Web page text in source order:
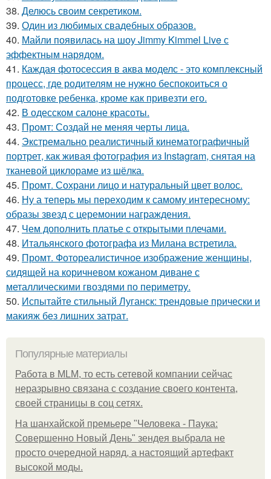
38. Делюсь своим секретиком.
39. Один из любимых свадебных образов.
40. Майли появилась на шоу Jimmy Kimmel Live с
эффектным нарядом.
41. Каждая фотосессия в аква моделс - это комплексный
процесс, где родителям не нужно беспокоиться о
подготовке ребенка, кроме как привезти его.
42. В одесском салоне красоты.
43. Промт: Создай не меняя черты лица.
44. Экстремально реалистичный кинематографичный
портрет, как живая фотография из Instagram, снятая на
тканевой циклораме из шёлка.
45. Промт. Сохрани лицо и натуральный цвет волос.
46. Ну а теперь мы переходим к самому интересному:
образы звезд с церемонии награждения.
47. Чем дополнить платье с открытыми плечами.
48. Итальянского фотографа из Милана встретила.
49. Промт. Фотореалистичное изображение женщины,
сидящей на коричневом кожаном диване с
металлическими гвоздями по периметру.
50. Испытайте стильный Луганск: трендовые прически и
макияж без лишних затрат.
Популярные материалы
Работа в MLM, то есть сетевой компании сейчас
неразрывно связана с создание своего контента,
своей страницы в соц сетях.
На шанхайской премьере "Человека - Паука:
Совершенно Новый День" зендея выбрала не
просто очередной наряд, а настоящий артефакт
высокой моды.